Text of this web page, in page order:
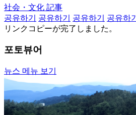
社会・文化 記事
공유하기
공유하기 공유하기 공유하기
リンクコピーが完了しました。
포토뷰어
뉴스 메뉴 보기